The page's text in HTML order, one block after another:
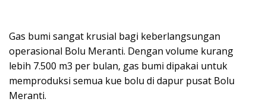
Gas bumi sangat krusial bagi keberlangsungan
operasional Bolu Meranti. Dengan volume kurang
lebih 7.500 m3 per bulan, gas bumi dipakai untuk
memproduksi semua kue bolu di dapur pusat Bolu
Meranti.